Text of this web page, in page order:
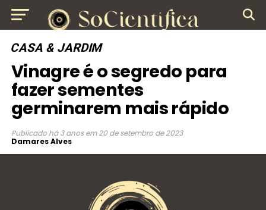
CASA & JARDIM
Vinagre é o segredo para
fazer sementes
germinarem mais rápido
Publicado há 3 anos em 20 de setembro de 2023
Damares Alves